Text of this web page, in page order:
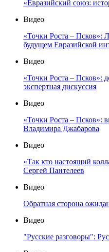
«Евразийский союз:
Видео
«Точки Роста – Псков»:
будущем Евразийской
Видео
«Точки Роста – Псков»:
экспертная дискуссия
Видео
«Точки Роста – Псков»:
Владимира Джабарова
Видео
«Так кто настоящий
Сергей Пантелеев
Видео
Обратная сторона
Видео
"Русские разговоры":